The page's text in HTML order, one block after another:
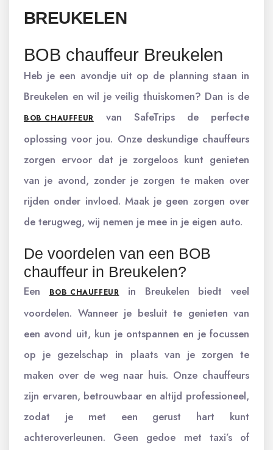
BREUKELEN
BOB chauffeur Breukelen
Heb je een avondje uit op de planning staan in
Breukelen en wil je veilig thuiskomen? Dan is de
BOB CHAUFFEUR
van SafeTrips de perfecte
oplossing voor jou. Onze deskundige chauffeurs
zorgen ervoor dat je zorgeloos kunt genieten
van je avond, zonder je zorgen te maken over
rijden onder invloed. Maak je geen zorgen over
de terugweg, wij nemen je mee in je eigen auto.
De voordelen van een BOB
chauffeur in Breukelen?
Een BOB CHAUFFEUR
in Breukelen biedt veel
voordelen. Wanneer je besluit te genieten van
een avond uit, kun je ontspannen en je focussen
op je gezelschap in plaats van je zorgen te
maken over de weg naar huis. Onze chauffeurs
zijn ervaren, betrouwbaar en altijd professioneel,
zodat je met een gerust hart kunt
achteroverleunen. Geen gedoe met taxi’s of